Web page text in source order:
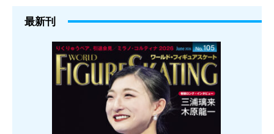
最新刊